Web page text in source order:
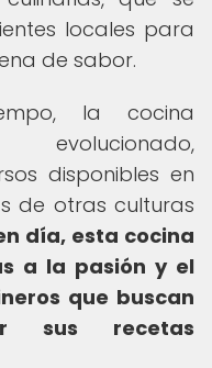
locales para
de sabor.
la cocina
disponibles en
de otras culturas
día, esta cocina
a la pasión y el
que buscan
sus recetas